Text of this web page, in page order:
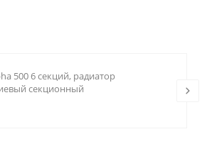
500 6 секций, радиатор
секционный